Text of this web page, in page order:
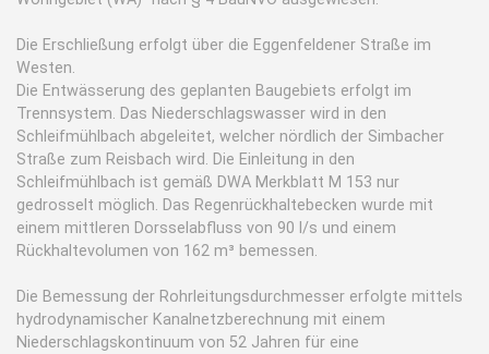
Die Erschließung erfolgt über die Eggenfeldener Straße im
Westen.
Die Entwässerung des geplanten Baugebiets erfolgt im
Trennsystem. Das Niederschlagswasser wird in den
Schleifmühlbach abgeleitet, welcher nördlich der Simbacher
Straße zum Reisbach wird. Die Einleitung in den
Schleifmühlbach ist gemäß DWA Merkblatt M 153 nur
gedrosselt möglich. Das Regenrückhaltebecken wurde mit
einem mittleren Dorsselabfluss von 90 l/s und einem
Rückhaltevolumen von 162 m³ bemessen.
Die Bemessung der Rohrleitungsdurchmesser erfolgte mittels
hydrodynamischer Kanalnetzberechnung mit einem
Niederschlagskontinuum von 52 Jahren für eine